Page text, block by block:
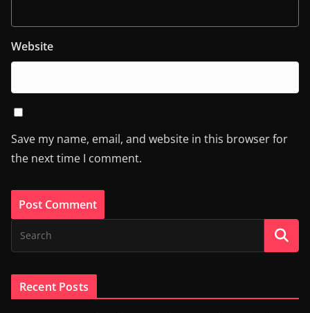
Website
Save my name, email, and website in this browser for
the next time I comment.
Recent Posts